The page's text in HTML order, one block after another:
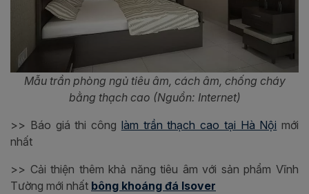
Mẫu trần phòng ngủ tiêu âm, cách âm, chống cháy
bằng thạch cao (Nguồn: Internet)
>> Báo giá thi công làm trần thạch cao tại Hà Nội mới
nhất
>> Cải thiện thêm khả năng tiêu âm với sản phẩm Vĩnh
Tường mới nhất bông khoáng đá Isover